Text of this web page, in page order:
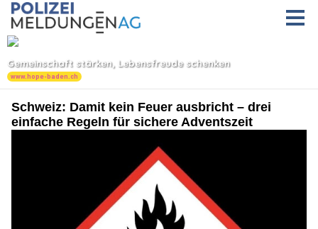
Schweiz: Damit kein Feuer ausbricht – drei
einfache Regeln für sichere Adventszeit